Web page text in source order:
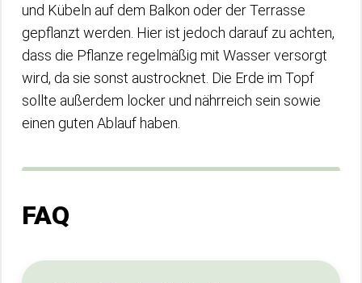
und Kübeln auf dem Balkon oder der Terrasse
gepflanzt werden. Hier ist jedoch darauf zu achten,
dass die Pflanze regelmäßig mit Wasser versorgt
wird, da sie sonst austrocknet. Die Erde im Topf
sollte außerdem locker und nährreich sein sowie
einen guten Ablauf haben.
FAQ